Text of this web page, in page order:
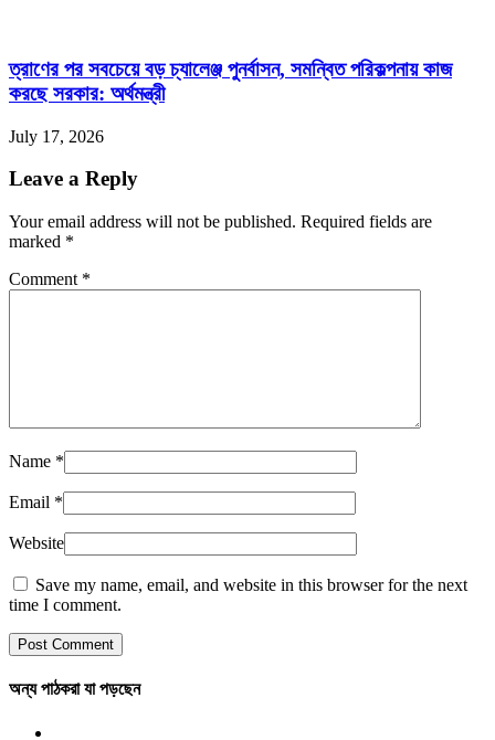
ত্রাণের পর সবচেয়ে বড় চ্যালেঞ্জ পুনর্বাসন, সমন্বিত পরিকল্পনায় কাজ
করছে সরকার: অর্থমন্ত্রী
July 17, 2026
Leave a Reply
Your email address will not be published. Required fields are
marked *
Comment *
Name *
Email *
Website
Save my name, email, and website in this browser for the next
time I comment.
অন্য পাঠকরা যা পড়ছেন